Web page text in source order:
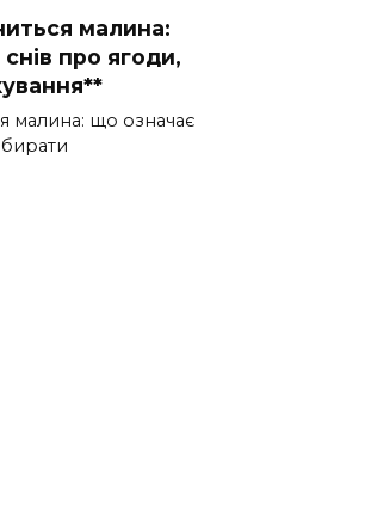
малина:
про ягоди,
малина: що означає